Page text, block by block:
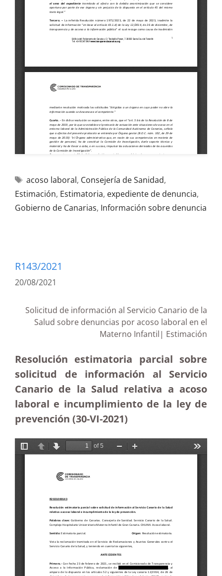
acoso laboral, Consejería de Sanidad,
Estimación, Estimatoria, expediente de denuncia,
Gobierno de Canarias, Información sobre denuncia
R143/2021
20/08/2021
Solicitud de información al Servicio Canario de la
Salud sobre denuncias por acoso laboral en el
Materno Infantil| Estimación
Resolución estimatoria parcial sobre
solicitud de información al Servicio
Canario de la Salud relativa a acoso
laboral e incumplimiento de la ley de
prevención (30-VI-2021)